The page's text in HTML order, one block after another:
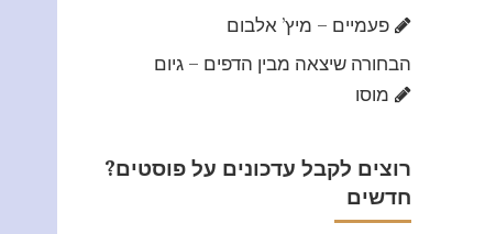
פעמיים – מיץ’ אלבום
הבחורה שיצאה מבין הדפים – גיום
מוסו
?רוצים לקבל עדכונים על פוסטים
חדשים